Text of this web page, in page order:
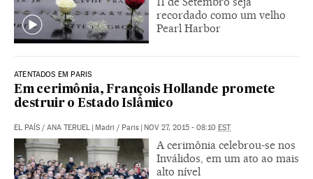
recordado como um velho
Pearl Harbor
ATENTADOS EM PARIS
Em cerimônia, François Hollande promete
destruir o Estado Islâmico
EL PAÍS / ANA TERUEL | Madri / Paris | NOV 27, 2015 - 08:10 EST
A cerimônia celebrou-se nos
Inválidos, em um ato ao mais
alto nível